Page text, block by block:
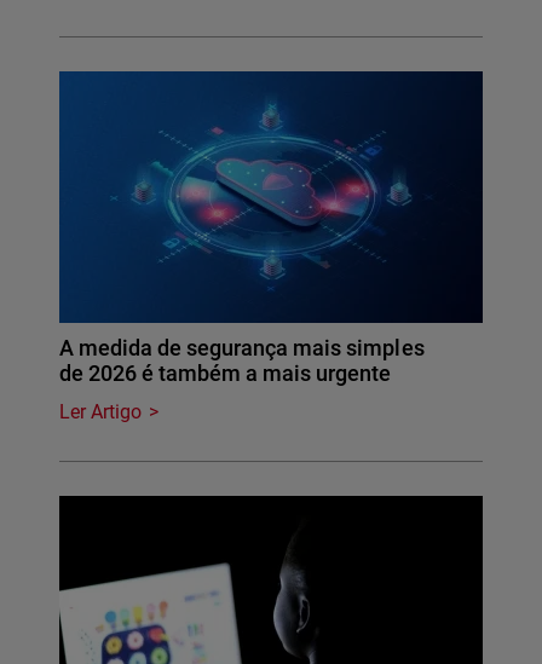
A medida de segurança mais simples
de 2026 é também a mais urgente
Ler Artigo